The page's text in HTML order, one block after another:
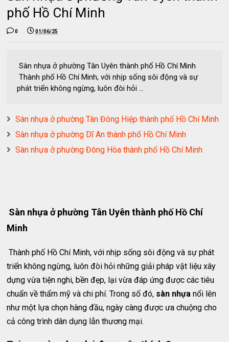
phố Hồ Chí Minh
0 01/06/25
Sàn nhựa ở phường Tân Uyên thành phố Hồ Chí Minh
Thành phố Hồ Chí Minh, với nhịp sống sôi động và sự
phát triển không ngừng, luôn đòi hỏi ...
Sàn nhựa ở phường Tân Đông Hiệp thành phố Hồ Chí Minh
Sàn nhựa ở phường Dĩ An thành phố Hồ Chí Minh
Sàn nhựa ở phường Đông Hòa thành phố Hồ Chí Minh
Sàn nhựa ở phường Tân Uyên thành phố Hồ Chí
Minh
Thành phố Hồ Chí Minh, với nhịp sống sôi động và sự phát
triển không ngừng, luôn đòi hỏi những giải pháp vật liệu xây
dựng vừa tiện nghi, bền đẹp, lại vừa đáp ứng được các tiêu
chuẩn về thẩm mỹ và chi phí. Trong số đó, sàn nhựa nổi lên
như một lựa chọn hàng đầu, ngày càng được ưa chuộng cho
cả công trình dân dụng lẫn thương mại.